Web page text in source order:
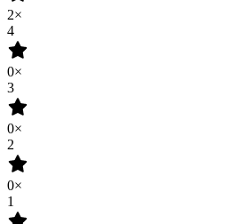
2×
4
0×
3
0×
2
0×
1